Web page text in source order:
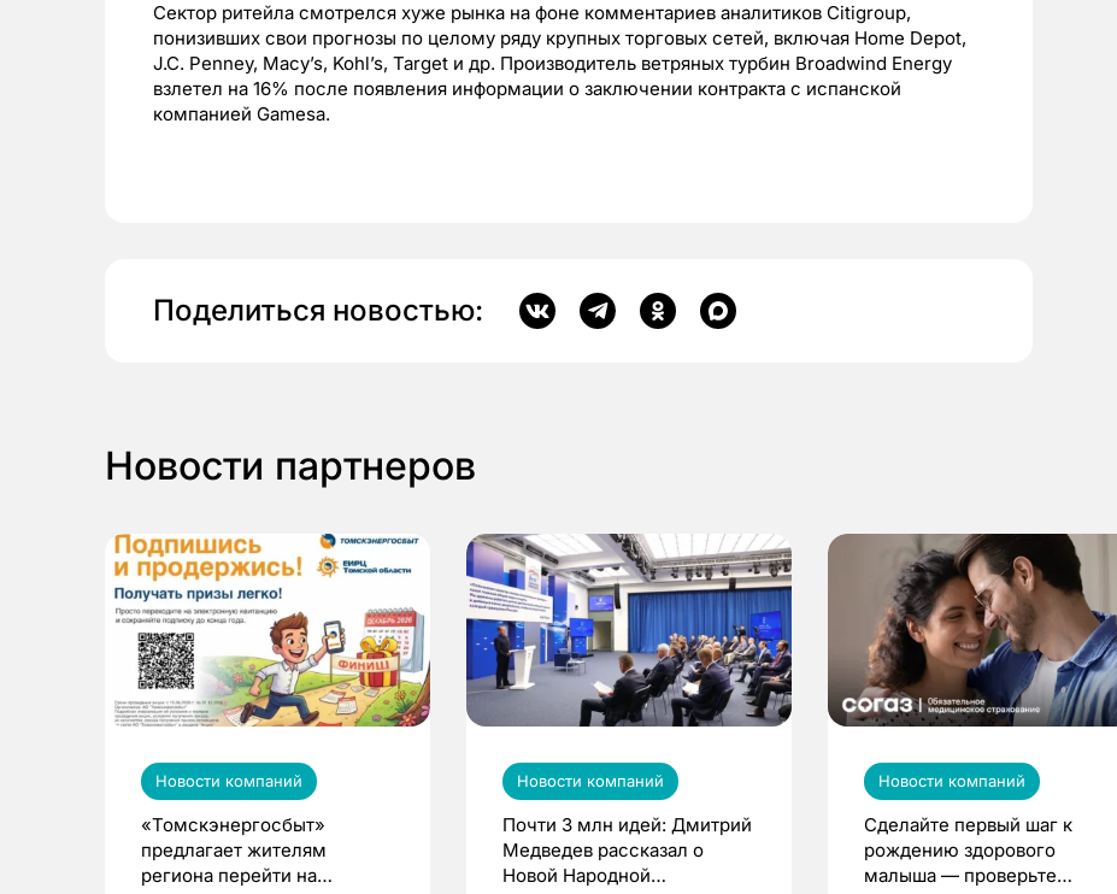
Сектор ритейла смотрелся хуже рынка на фоне комментариев аналитиков Citigroup,
понизивших свои прогнозы по целому ряду крупных торговых сетей, включая Home Depot,
J.C. Penney, Macy’s, Kohl’s, Target и др. Производитель ветряных турбин Broadwind Energy
взлетел на 16% после появления информации о заключении контракта с испанской
компанией Gamesa.
Поделиться новостью:
Новости партнеров
Новости компаний
«Томскэнергосбыт»
предлагает жителям
региона перейти на
Новости компаний
Почти 3 млн идей: Дмитрий
Медведев рассказал о
Новой Народной
Новости компаний
Сделайте первый шаг к
рождению здорового
малыша — проверьте